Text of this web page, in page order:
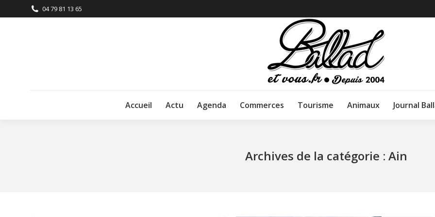
04 79 81 13 65
Accueil Actu Agenda Commerces Tourisme Animaux Journal
Archives de la catégorie : Ain